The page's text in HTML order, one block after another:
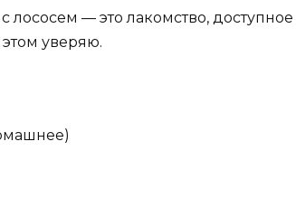
лососем — это лакомство, доступное
уверяю.